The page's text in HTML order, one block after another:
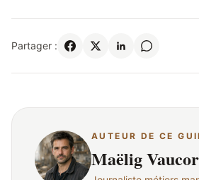
Partager :
AUTEUR DE CE
Maëlig